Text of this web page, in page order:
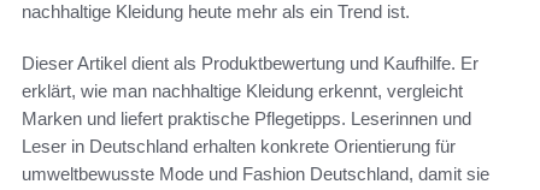
nachhaltige Kleidung heute mehr als ein Trend ist.
Dieser Artikel dient als Produktbewertung und Kaufhilfe. Er
erklärt, wie man nachhaltige Kleidung erkennt, vergleicht
Marken und liefert praktische Pflegetipps. Leserinnen und
Leser in Deutschland erhalten konkrete Orientierung für
umweltbewusste Mode und Fashion Deutschland, damit sie